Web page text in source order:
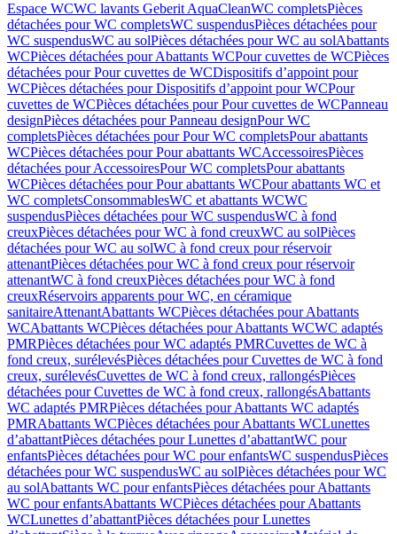
Espace WCWC lavants Geberit AquaCleanWC completsPièces
détachées pour WC completsWC suspendusPièces détachées pour
WC suspendusWC au solPièces détachées pour WC au solAbattants
WCPièces détachées pour Abattants WCPour cuvettes de WCPièces
détachées pour Pour cuvettes de WCDispositifs d’appoint pour
WCPièces détachées pour Dispositifs d’appoint pour WCPour
cuvettes de WCPièces détachées pour Pour cuvettes de WCPanneau
designPièces détachées pour Panneau designPour WC
completsPièces détachées pour Pour WC completsPour abattants
WCPièces détachées pour Pour abattants WCAccessoiresPièces
détachées pour AccessoiresPour WC completsPour abattants
WCPièces détachées pour Pour abattants WCPour abattants WC et
WC completsConsommablesWC et abattants WCWC
suspendusPièces détachées pour WC suspendusWC à fond
creuxPièces détachées pour WC à fond creuxWC au solPièces
détachées pour WC au solWC à fond creux pour réservoir
attenantPièces détachées pour WC à fond creux pour réservoir
attenantWC à fond creuxPièces détachées pour WC à fond
creuxRéservoirs apparents pour WC, en céramique
sanitaireAttenantAbattants WCPièces détachées pour Abattants
WCAbattants WCPièces détachées pour Abattants WCWC adaptés
PMRPièces détachées pour WC adaptés PMRCuvettes de WC à
fond creux, surélevésPièces détachées pour Cuvettes de WC à fond
creux, surélevésCuvettes de WC à fond creux, rallongésPièces
détachées pour Cuvettes de WC à fond creux, rallongésAbattants
WC adaptés PMRPièces détachées pour Abattants WC adaptés
PMRAbattants WCPièces détachées pour Abattants WCLunettes
d’abattantPièces détachées pour Lunettes d’abattantWC pour
enfantsPièces détachées pour WC pour enfantsWC suspendusPièces
détachées pour WC suspendusWC au solPièces détachées pour WC
au solAbattants WC pour enfantsPièces détachées pour Abattants
WC pour enfantsAbattants WCPièces détachées pour Abattants
WCLunettes d’abattantPièces détachées pour Lunettes